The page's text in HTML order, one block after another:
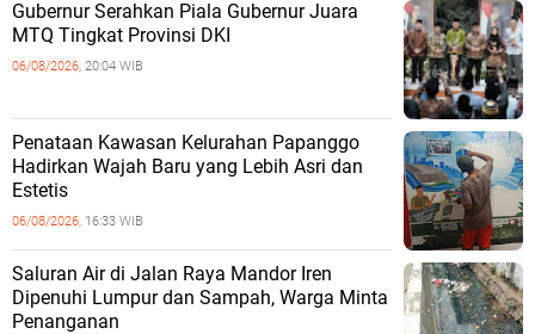
Gubernur Serahkan Piala Gubernur Juara
MTQ Tingkat Provinsi DKI
06/08/2026, 20:04 WIB
Penataan Kawasan Kelurahan Papanggo
Hadirkan Wajah Baru yang Lebih Asri dan
Estetis
06/08/2026, 16:33 WIB
Saluran Air di Jalan Raya Mandor Iren
Dipenuhi Lumpur dan Sampah, Warga Minta
Penanganan